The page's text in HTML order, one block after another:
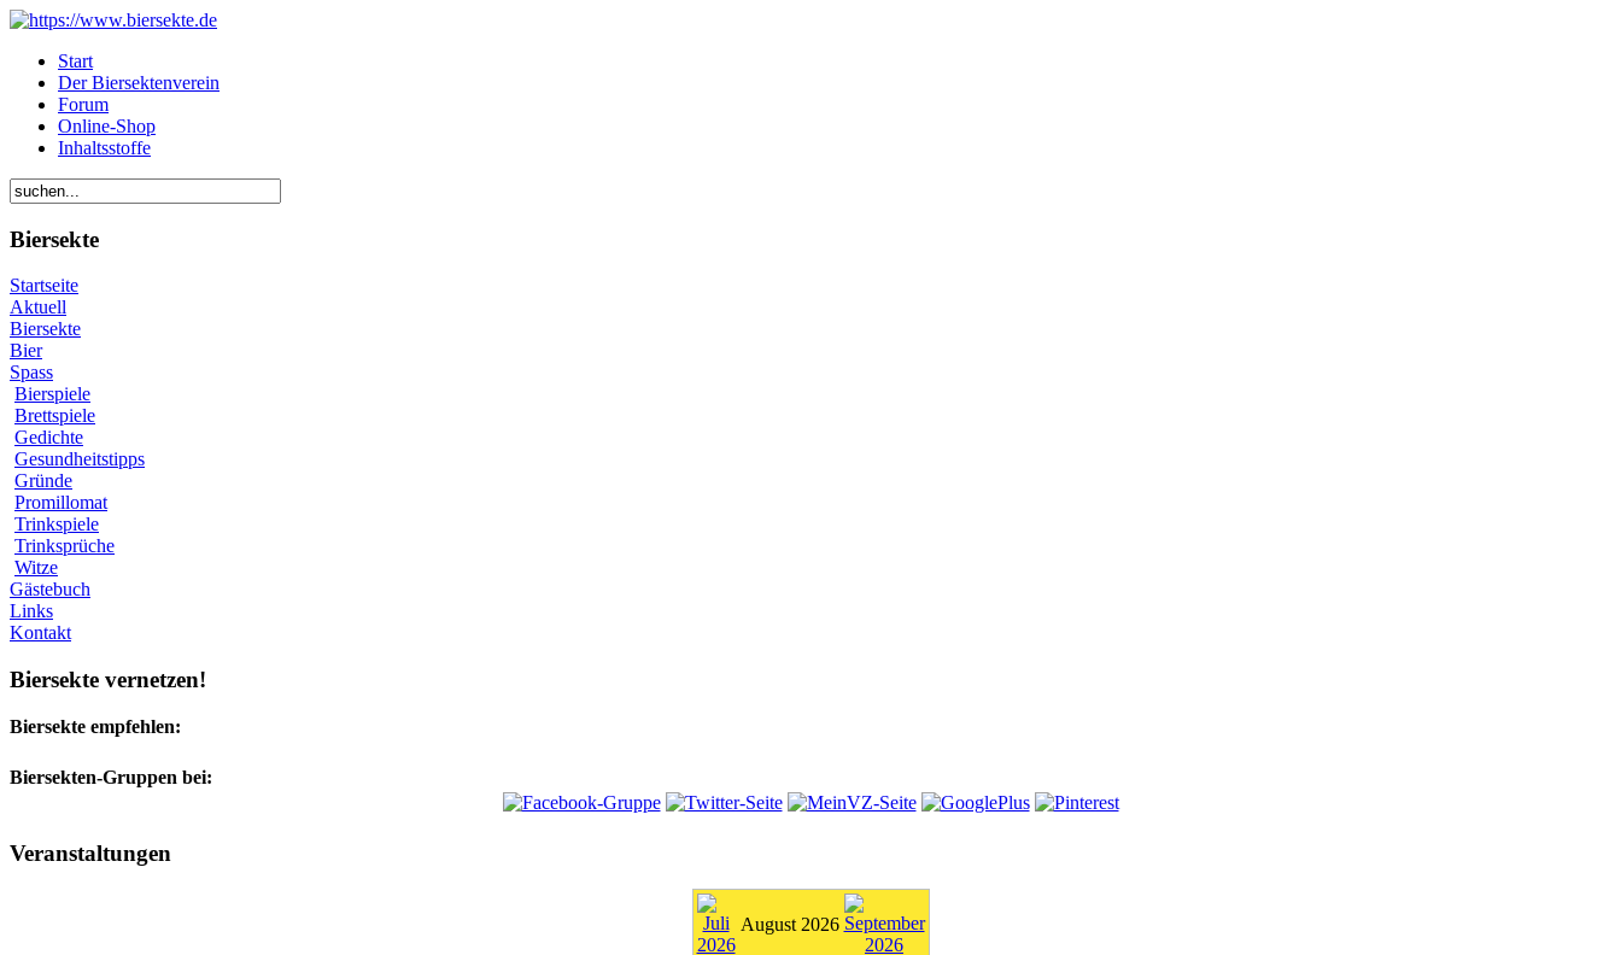
Start
Der Biersektenverein
Forum
Online-Shop
Inhaltsstoffe
Biersekte
Startseite
Aktuell
Biersekte
Bier
Spass
Bierspiele
Brettspiele
Gedichte
Gesundheitstipps
Gründe
Promillomat
Trinkspiele
Trinksprüche
Witze
Gästebuch
Links
Kontakt
Biersekte vernetzen!
Biersekte empfehlen:
Biersekten-Gruppen bei:
Veranstaltungen
August 2026